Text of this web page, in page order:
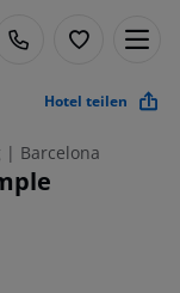
Hotel teilen
| Barcelona